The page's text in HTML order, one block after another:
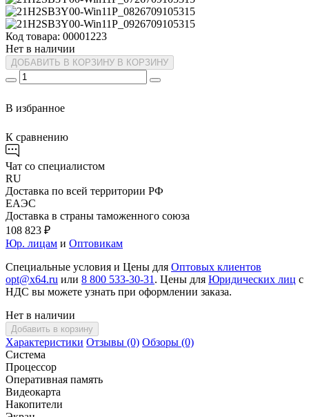
Код товара: 00001223
Нет в наличии
ДОБАВИТЬ В КОРЗИНУ В КОРЗИНУ
В избранное
К сравнению
Чат со специалистом
RU
Доставка по всей территории РФ
ЕАЭС
Доставка в страны таможенного союза
108 823 ₽
Юр. лицам и Оптовикам
Специальные условия и Цены для Оптовых клиентов
opt@x64.ru или 8 800 533-30-31 . Цены для Юридических лиц с
НДС вы можете узнать при оформлении заказа.
Нет в наличии
Добавить в корзину
Характеристики Отзывы (0) Обзоры (0)
Система
Процессор
Оперативная память
Видеокарта
Накопители